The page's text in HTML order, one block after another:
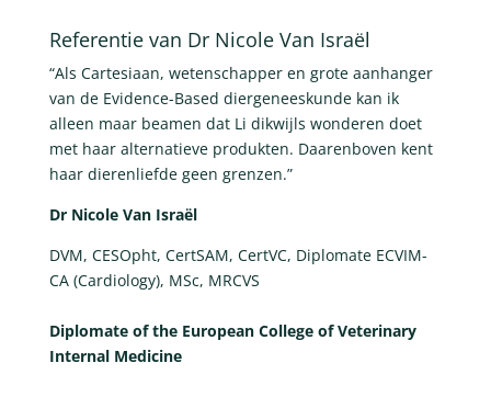
Referentie van Dr Nicole Van Israël
“Als Cartesiaan, wetenschapper en grote aanhanger
van de Evidence-Based diergeneeskunde kan ik
alleen maar beamen dat Li dikwijls wonderen doet
met haar alternatieve produkten. Daarenboven kent
haar dierenliefde geen grenzen.”
Dr Nicole Van Israël
DVM, CESOpht, CertSAM, CertVC, Diplomate ECVIM-
CA (Cardiology), MSc, MRCVS
Diplomate of the European College of Veterinary
Internal Medicine